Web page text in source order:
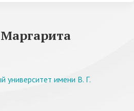
университет имени В. Г.